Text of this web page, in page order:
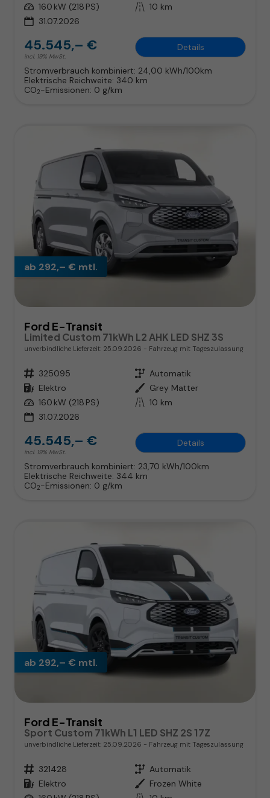
Leistung 160 kW (218 PS) Kilometerstand 10 km
31.07.2026
45.545,– €
incl. 19% MwSt.
Details
Stromverbrauch kombiniert: 24,00 kWh/100km
Elektrische Reichweite: 340 km
CO2-Emissionen: 0 g/km
ab 292,– € mtl.
Ford E-Transit
Limited Custom 71kWh L2 AHK LED SHZ 3S
unverbindliche Lieferzeit: 25.09.2026 Fahrzeug mit Tageszulassung
Fahrzeugnr. 325095 Getriebe Automatik
Kraftstoff Elektro Außenfarbe Grey Matter
Leistung 160 kW (218 PS) Kilometerstand 10 km
31.07.2026
45.545,– €
incl. 19% MwSt.
Details
Stromverbrauch kombiniert: 23,70 kWh/100km
Elektrische Reichweite: 344 km
CO2-Emissionen: 0 g/km
ab 292,– € mtl.
Ford E-Transit
Sport Custom 71kWh L1 LED SHZ 2S 17Z
unverbindliche Lieferzeit: 25.09.2026 Fahrzeug mit Tageszulassung
Fahrzeugnr. 321428 Getriebe Automatik
Kraftstoff Elektro Außenfarbe Frozen White